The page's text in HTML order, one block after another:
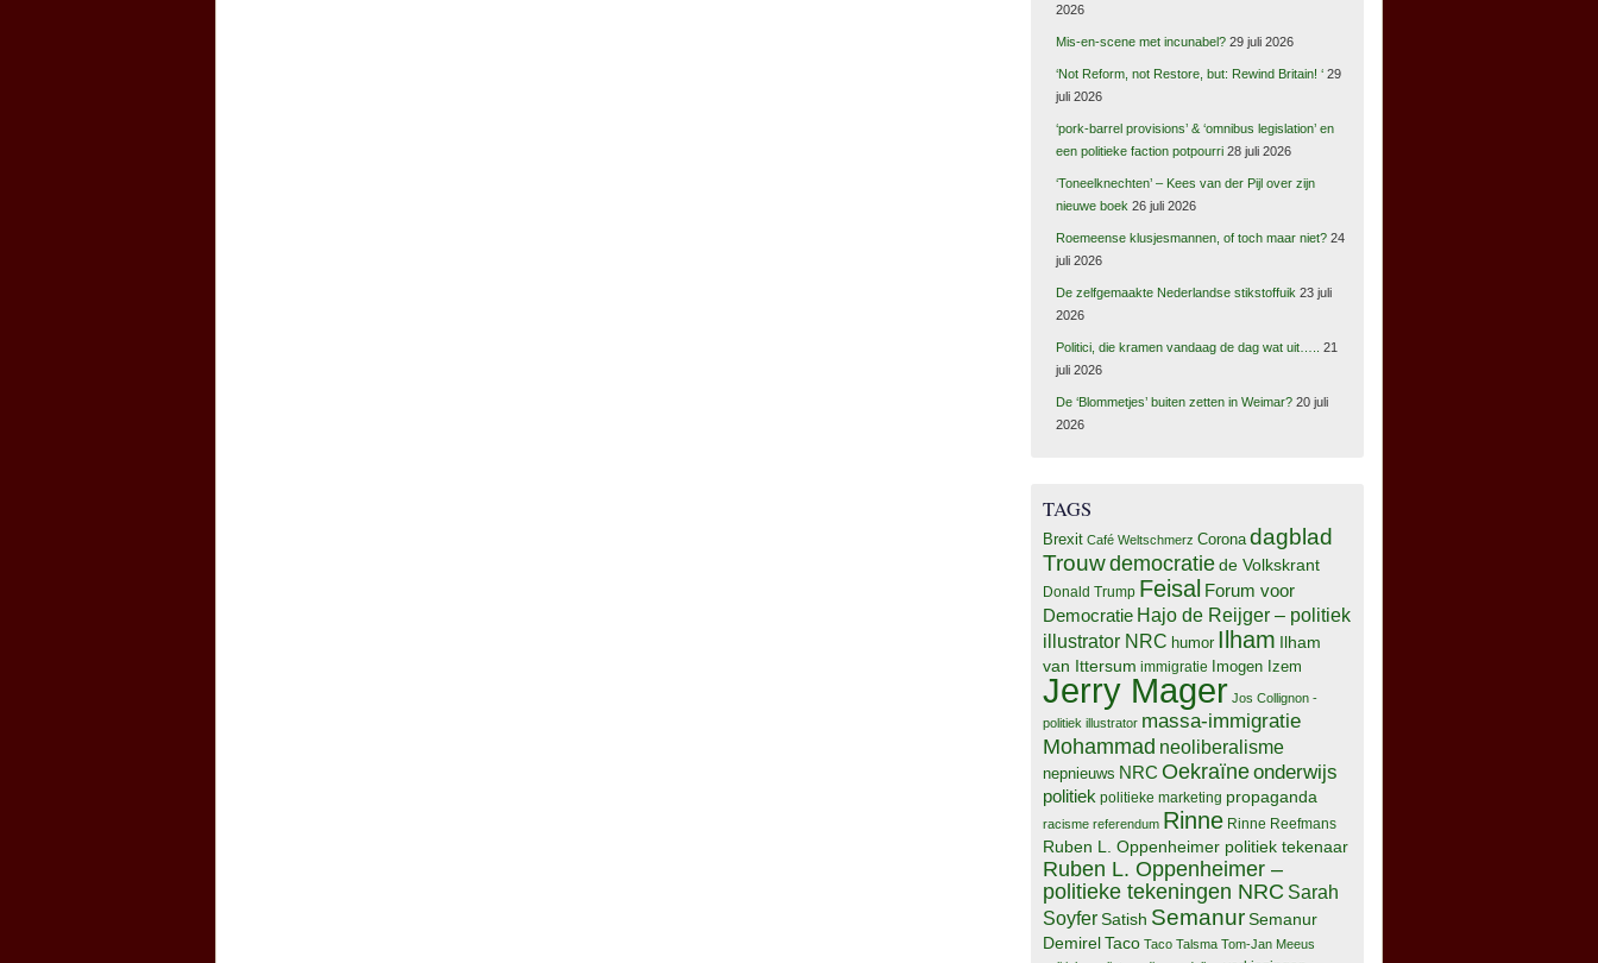
2026
Mis-en-scene met incunabel? 29 juli 2026
‘Not Reform, not Restore, but: Rewind Britain! ‘ 29
juli 2026
‘pork-barrel provisions’ & ‘omnibus legislation’ en
een politieke faction potpourri 28 juli 2026
‘Toneelknechten’ – Kees van der Pijl over zijn
nieuwe boek 26 juli 2026
Roemeense klusjesmannen, of toch maar niet? 24
juli 2026
De zelfgemaakte Nederlandse stikstoffuik 23 juli
2026
Politici, die kramen vandaag de dag wat uit…..
21
juli 2026
De ‘Blommetjes’ buiten zetten in Weimar? 20 juli
2026
TAGS
Brexit Café Weltschmerz Corona dagblad
Trouwdemocratiede Volkskrant
Donald Trump Feisal Forum voor
Democratie Hajo de Reijger – politiek
illustrator NRC humor Ilham Ilham
van Ittersum immigratie Imogen Izem
Jerry Mager Jos Collignon -
politiek illustrator massa-immigratie
Mohammad neoliberalisme
nepnieuws NRC Oekraïneonderwijs
politiek politieke marketing propaganda
racisme referendum Rinne Rinne Reefmans
Ruben L. Oppenheimer politiek tekenaar
Ruben L. Oppenheimer –
politieke tekeningen NRC Sarah
Soyfer Satish SemanurSemanur
DemirelTaco Taco Talsma Tom-Jan Meeus